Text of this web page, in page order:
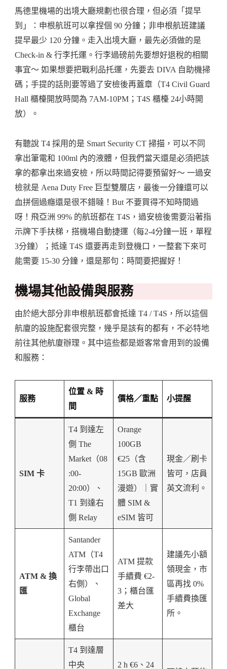
馬德里機場的出境大廳規劃也很合理，但必須「提早
到」：申根航班可以拿捏個 90 分鐘；非申根航班建議
提早最少 120 分鐘。走入出境大廳，最先必須做的是
Check-in & 行李托運。行李過磅前先要想好退稅的相關
事宜～ 如果想要把戰利品托運，先要去 DIVA 自助機掃
碼；手提的話則要等過了安檢後再蓋章（T4 Civil Guard
Hall 櫃檯開放時間為 7AM-10PM；T4S 櫃檯 24小時開
放）。
有聽說 T4 採用的是 Smart Security CT 掃描，可以不同
拿出筆電和 100ml 內的液體，但我們當天還是必須把該
拿的都拿出來過安檢，所以時間記得要預留好～ 一過安
檢就是 Aena Duty Free 巨型雙層店，最後一分鐘還可以
血拼個過癮還是很不錯噠！But 不要買得不知時間過
呀！飛亞洲 99% 的航班都在 T4S，過安檢後需要沿著指
示牌下手扶梯，搭機場自動捷運（每2-4分鐘一班，單程
3分鐘）；抵達 T4S 還要再走到登機口，一整套下來可
能需要 15-30 分鐘，還是那句：時間要把握好！
機場其他設備與服務
由於絕大部分非申根航班都會抵達 T4 / T4S，所以這個
航廈的設施配套很完整，幾乎是該有的都有，不必特地
前往其他航廈辦理。其中這些都是遊客常會用到的設備
和服務：
服務
位置 & 時
間
價格／重點 小提醒
SIM 卡
T4 到達左
側 The
Market（08
:00-
20:00）、
T1 到達右
側 Relay
Orange
100GB
€25（含
15GB 歐洲
漫遊）｜實
體 SIM &
eSIM 皆可
現金／刷卡
皆可，店員
英文流利。
ATM & 換
匯
Santander
ATM（T4
行李帶出口
右側）、
Global
Exchange
櫃台
ATM 提款
手續費 €2-
3；櫃台匯
差大
建議先小額
領現金，市
區再找 0%
手續費換匯
所。
T4 到達層
中央
2 h €6、24